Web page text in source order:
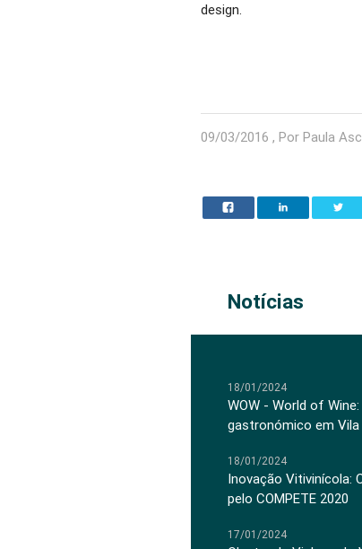
design.
09/03/2016 , Por Paula
Notícias
18/01/2024
WOW - World of
gastronómico em Vila
18/01/2024
Inovação Vitivinícola:
pelo COMPETE 2020
17/01/2024